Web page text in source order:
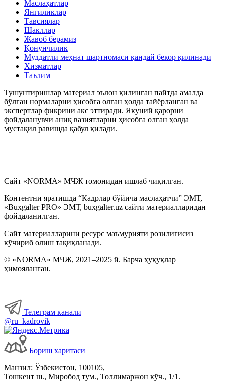
Маслаҳатлар
Янгиликлар
Тавсиялар
Шакллар
Жавоб берамиз
Қонунчилик
Муддатли меҳнат шартномаси қандай бекор қилинади
Хизматлар
Таълим
Тушунтиришлар материал эълон қилинган пайтда амалда
бўлган нормаларни ҳисобга олган ҳолда тайёрланган ва
экспертлар фикрини акс эттиради. Якуний қарорни
фойдаланувчи аниқ вазиятларни ҳисобга олган ҳолда
мустақил равишда қабул қилади.
Сайт «NORMA» МЧЖ томонидан ишлаб чиқилган.
Контентни яратишда “Кадрлар бўйича маслаҳатчи” ЭМТ,
«Buxgalter PRO» ЭМТ, buxgalter.uz сайти материалларидан
фойдаланилган.
Сайт материалларини ресурс маъмурияти розилигисиз
кўчириб олиш тақиқланади.
© «NORMA» МЧЖ, 2021–2025 й. Барча ҳуқуқлар
ҳимояланган.
Телеграм канали
@ru_kadrovik
Бориш харитаси
Манзил: Ўзбекистон, 100105,
Тошкент ш., Миробод тум., Толлимаржон кўч., 1/1.